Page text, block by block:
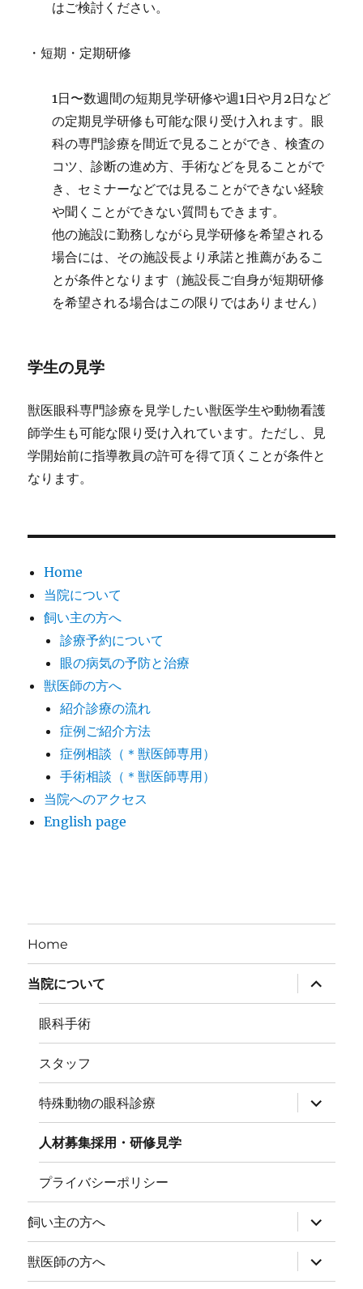
はご検討ください。
・短期・定期研修
1日〜数週間の短期見学研修や週1日や月2日など
の定期見学研修も可能な限り受け入れます。眼
科の専門診療を間近で見ることができ、検査の
コツ、診断の進め方、手術などを見ることがで
き、セミナーなどでは見ることができない経験
や聞くことができない質問もできます。
他の施設に勤務しながら見学研修を希望される
場合には、その施設長より承諾と推薦があるこ
とが条件となります（施設長ご自身が短期研修
を希望される場合はこの限りではありません）
学生の見学
獣医眼科専門診療を見学したい獣医学生や動物看護
師学生も可能な限り受け入れています。ただし、見
学開始前に指導教員の許可を得て頂くことが条件と
なります。
Home
当院について
飼い主の方へ
診療予約について
眼の病気の予防と治療
獣医師の方へ
紹介診療の流れ
症例ご紹介方法
症例相談（＊獣医師専用）
手術相談（＊獣医師専用）
当院へのアクセス
English page
Home
当院について
サ
ブ
メ
ー
開
眼科手術
スタッフ
特殊動物の眼科診療
サ
ブ
メ
ー
開
人材募集採用・研修見学
プライバシーポリシー
飼い主の方へ
サ
ブ
メ
ニ
ュ
ー
獣医師の方へ
サ
ブ
メ